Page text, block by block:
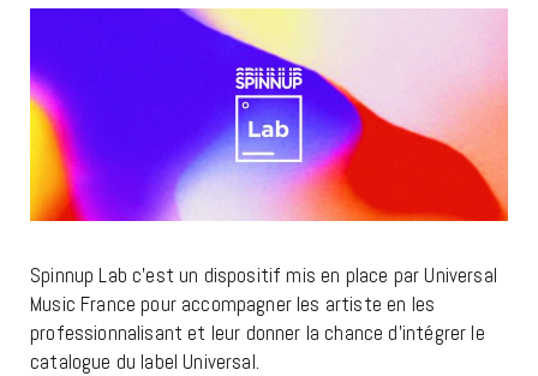
Spinnup Lab c’est un dispositif mis en place par Universal
Music France pour accompagner les artiste en les
professionnalisant et leur donner la chance d’intégrer le
catalogue du label Universal.